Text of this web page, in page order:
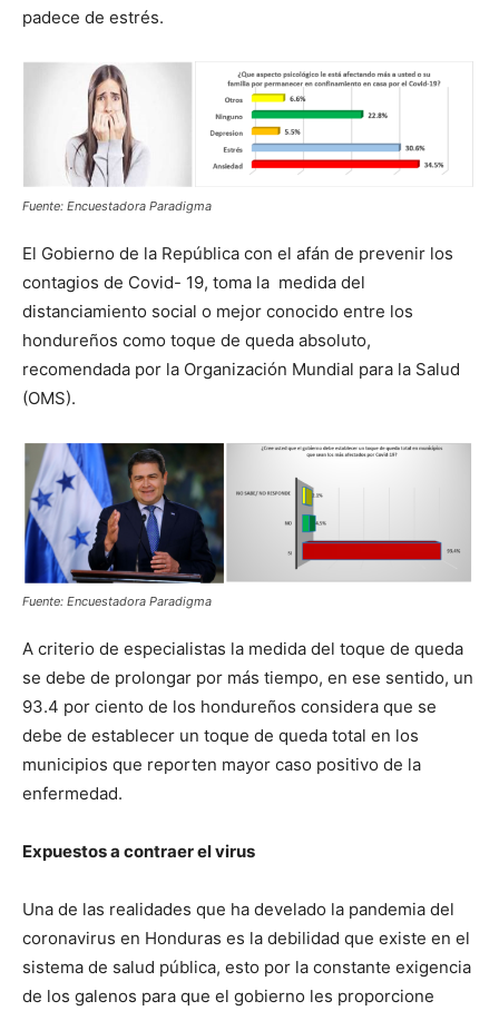
padece de estrés.
Fuente: Encuestadora Paradigma
El Gobierno de la República con el afán de prevenir los
contagios de Covid- 19, toma la medida del
distanciamiento social o mejor conocido entre los
hondureños como toque de queda absoluto,
recomendada por la Organización Mundial para la Salud
(OMS).
Fuente: Encuestadora Paradigma
A criterio de especialistas la medida del toque de queda
se debe de prolongar por más tiempo, en ese sentido, un
93.4 por ciento de los hondureños considera que se
debe de establecer un toque de queda total en los
municipios que reporten mayor caso positivo de la
enfermedad.
Expuestos a contraer el virus
Una de las realidades que ha develado la pandemia del
coronavirus en Honduras es la debilidad que existe en el
sistema de salud pública, esto por la constante exigencia
de los galenos para que el gobierno les proporcione